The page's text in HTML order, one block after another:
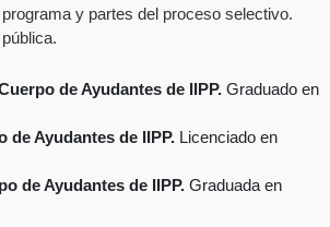
y partes del proceso selectivo.
de Ayudantes de IIPP. Graduado en
de Ayudantes de IIPP. Licenciado en
de Ayudantes de IIPP.Graduada en